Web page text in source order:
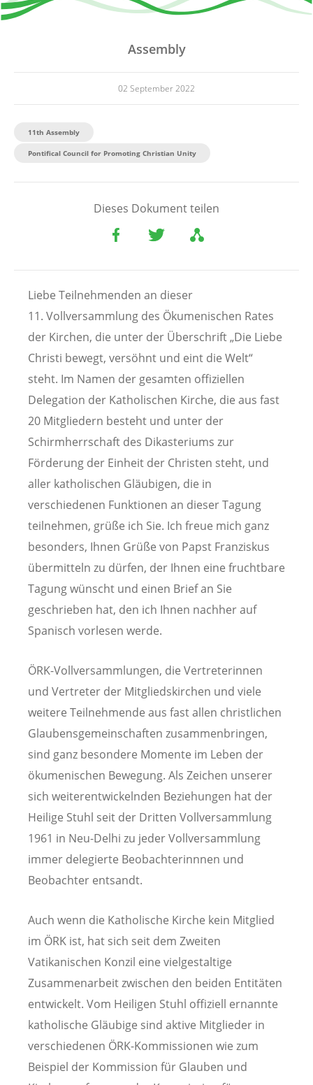
Assembly
02 September 2022
11th Assembly
Pontifical Council for Promoting Christian Unity
Dieses Dokument teilen
Liebe Teilnehmenden an dieser
11. Vollversammlung des Ökumenischen Rates
der Kirchen, die unter der Überschrift „Die Liebe
Christi bewegt, versöhnt und eint die Welt“
steht. Im Namen der gesamten offiziellen
Delegation der Katholischen Kirche, die aus fast
20 Mitgliedern besteht und unter der
Schirmherrschaft des Dikasteriums zur
Förderung der Einheit der Christen steht, und
aller katholischen Gläubigen, die in
verschiedenen Funktionen an dieser Tagung
teilnehmen, grüße ich Sie. Ich freue mich ganz
besonders, Ihnen Grüße von Papst Franziskus
übermitteln zu dürfen, der Ihnen eine fruchtbare
Tagung wünscht und einen Brief an Sie
geschrieben hat, den ich Ihnen nachher auf
Spanisch vorlesen werde.
ÖRK-Vollversammlungen, die Vertreterinnen
und Vertreter der Mitgliedskirchen und viele
weitere Teilnehmende aus fast allen christlichen
Glaubensgemeinschaften zusammenbringen,
sind ganz besondere Momente im Leben der
ökumenischen Bewegung. Als Zeichen unserer
sich weiterentwickelnden Beziehungen hat der
Heilige Stuhl seit der Dritten Vollversammlung
1961 in Neu-Delhi zu jeder Vollversammlung
immer delegierte Beobachterinnnen und
Beobachter entsandt.
Auch wenn die Katholische Kirche kein Mitglied
im ÖRK ist, hat sich seit dem Zweiten
Vatikanischen Konzil eine vielgestaltige
Zusammenarbeit zwischen den beiden Entitäten
entwickelt. Vom Heiligen Stuhl offiziell ernannte
katholische Gläubige sind aktive Mitglieder in
verschiedenen ÖRK-Kommissionen wie zum
Beispiel der Kommission für Glauben und